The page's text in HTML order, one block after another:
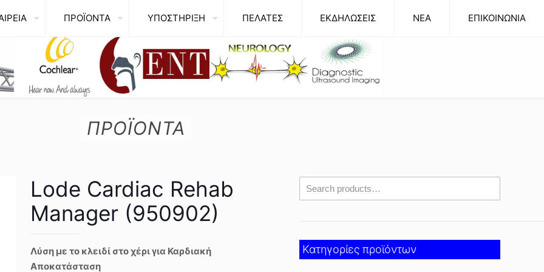
ΠΡΟΪΟΝΤΑ ΥΠΟΣΤΗΡΙΞΗ ΠΕΛΑΤΕΣ ΕΚΔΗΛΩΣΕΙΣ NEA ΕΠΙΚΟΙΝΩΝΙΑ
ΠΡΟΪΟΝΤΑ
Lode Cardiac Rehab
Manager (950902)
Λύση με το κλειδί στο χέρι για Καρδιακή
Αποκατάσταση
Κατηγορίες προϊόντων